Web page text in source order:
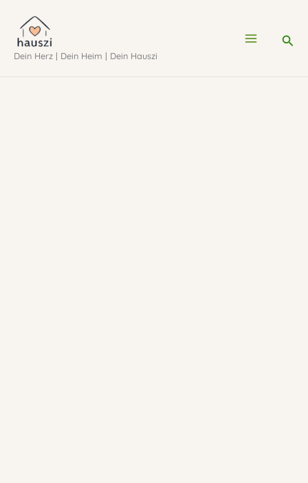
Inhalt
springen
Dein Herz | Dein Heim | Dein Hauszi